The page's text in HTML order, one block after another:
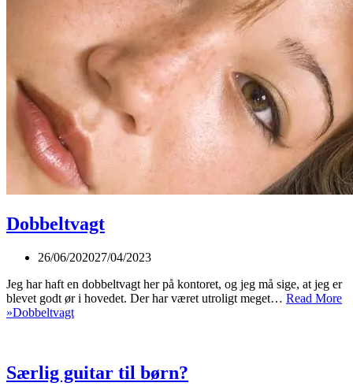
Dobbeltvagt
26/06/202027/04/2023
Jeg har haft en dobbeltvagt her på kontoret, og jeg må sige, at jeg er
blevet godt ør i hovedet. Der har været utroligt meget… Read More
»Dobbeltvagt
Særlig guitar til børn?